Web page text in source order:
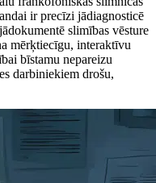
ir precīzi jādiagnosticē
slimības vēsture
mērķtiecīgu, interaktīvu
bīstamu nepareizu
darbiniekiem drošu,